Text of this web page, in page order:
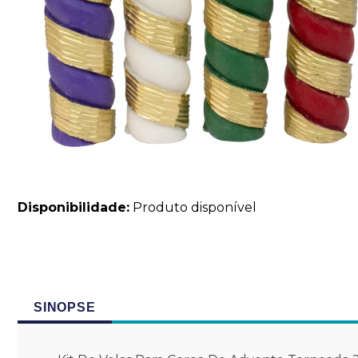
Disponibilidade: Produto disponível
SINOPSE